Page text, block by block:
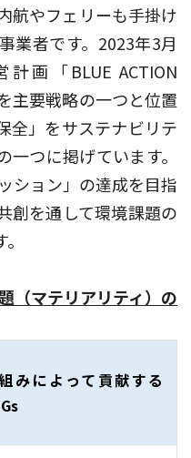
航やフェリーも手掛け
業者です。2023年3月
画「BLUE ACTION
主要戦略の一つと位置
全」をサステナビリテ
つに掲げています。
ション」の達成を目指
創を通して環境課題の
（マテリアリティ）の
みによって貢献する